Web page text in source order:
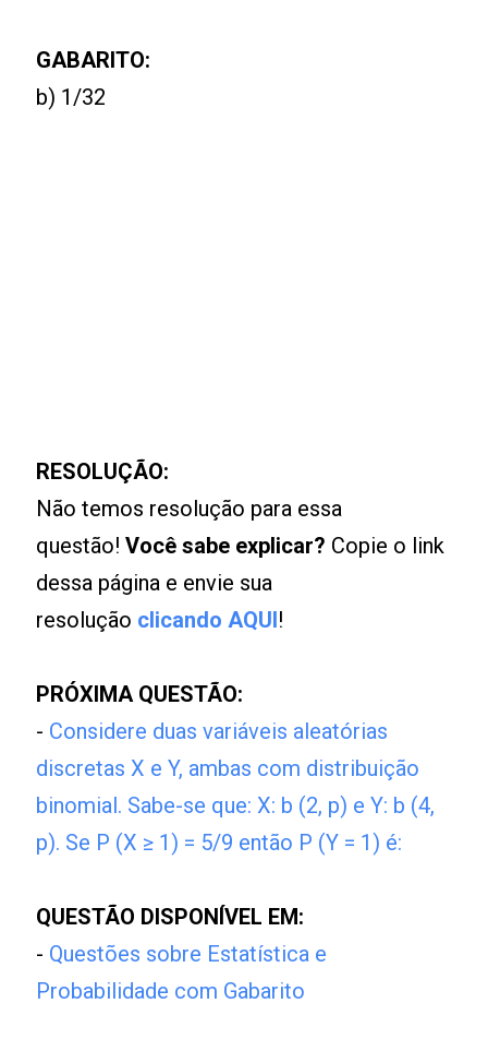
GABARITO:
b) 1/32
RESOLUÇÃO:
Não temos resolução para essa
questão!Você sabe explicar? Copie o link
dessa página e envie sua
resolução clicando AQUI!
PRÓXIMA QUESTÃO:
- Considere duas variáveis aleatórias
discretas X e Y, ambas com distribuição
binomial. Sabe-se que: X: b (2, p) e Y: b (4,
p). Se P (X ≥ 1) = 5/9 então P (Y = 1) é:
QUESTÃO DISPONÍVEL EM:
- Questões sobre Estatística e
Probabilidade com Gabarito